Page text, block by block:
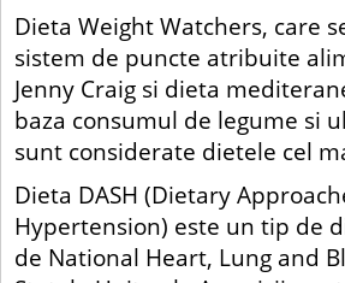
Dieta Weight Watchers, care
sistem de puncte atribuite
Jenny Craig si dieta
baza consumul de legume si
sunt considerate dietele cel
Dieta DASH (Dietary
Hypertension) este un tip de
de National Heart, Lung and